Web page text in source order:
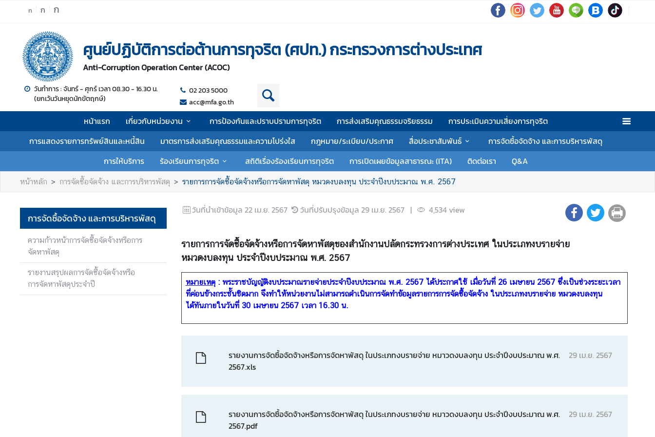
ก ก ก
ศูนย์ปฏิบัติการต่อต้านการทุจริต (ศปท.) กระทรวงการต่างประเทศ
Anti-Corruption Operation Center (ACOC)
วันทำการ : จันทร์ - ศุกร์ เวลา 08.30 - 16.30 น.
(ยกเว้นวันหยุดนักขัตฤกษ์)
02 203 5000
acc@mfa.go.th
หน้าแรก เกี่ยวกับหน่วยงาน การป้องกันและปราบปรามการทุจริต การส่งเสริมคุณธรรมจริยธรรม
การประเมินความเสี่ยงการทุจริต
การแสดงรายการทรัพย์สินและหนี้สิน
มาตรการส่งเสริมคุณธรรมและความโปร่งใส กฎหมาย/ระเบียบ/ประกาศ สื่อประชาสัมพันธ์
การจัดซื้อจัดจ้าง และการบริหารพัสดุ
การให้บริการ
ร้องเรียนการทุจริต สถิติเรื่องร้องเรียนการทุจริต การเปิดเผยข้อมูลสาธารณะ (ITA) ติดต่อเรา Q&A
น้
า
แ
ก
เ
ย
บ
ห
ว
ย
ง
ก
า
หน้าหลัก การจัดซื้อจัดจ้าง และการบริหารพัสดุ รายการการจัดซื้อจัดจ้างหรือการจัดหาพัสดุ หมวดงบลงทุน ประจำปีงบประมาณ พ.ศ. 2567
การจัดซื้อจัดจ้าง และการบริหารพัสดุ
ความก้าวหน้าการจัดซื้อจัดจ้างหรือการ
จัดหาพัสดุ
รายงานสรุปผลการจัดซื้อจัดจ้างหรือ
การจัดหาพัสดุประจำปี
วันที่นำเข้าข้อมูล 22 เม.ย. 2567 วันที่ปรับปรุงข้อมูล 29 เม.ย. 2567 | 4,534view
รายการการจัดซื้อจัดจ้างหรือการจัดหาพัสดุของสำนักงานปลัดกระทรวงการต่างประเทศ ในประเภทงบรายจ่าย
หมวดงบลงทุน ประจำปีงบประมาณ พ.ศ. 2567
หมายเหตุ: พระราชบัญญัติงบประมาณรายจ่ายประจำปีงบประมาณ พ.ศ. 2567 ได้ประกาศใช้ เมื่อวันที่ 26 เมษายน 2567 ซึ่งเป็นช่วงระยะเวลา
ที่ค่อนข้างกระชั้นชิดมาก จึงทำให้หน่วยงานไม่สามารถดำเนินการจัดทำข้อมูลรายการการจัดซื้อจัดจ้าง ในประเภทงบรายจ่าย หมวดงบลงทุน
ได้ทันภายในวันที่ 30 เมษายน 2567 เวลา 16.30 น.
รายงานการจัดซื้อจัดจ้างหรือการจัดหาพัสดุ ในประเภทงบรายจ่าย หมาวดงบลงทุน ประจำปีงบประมาณ พ.ศ.
2567.xls
29 เม.ย. 2567
รายงานการจัดซื้อจัดจ้างหรือการจัดหาพัสดุ ในประเภทงบรายจ่าย หมาวดงบลงทุน ประจำปีงบประมาณ พ.ศ.
2567.pdf
29 เม.ย. 2567